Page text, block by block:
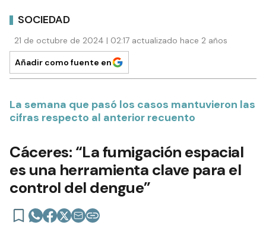
SOCIEDAD
21 de octubre de 2024 | 02:17 actualizado hace 2 años
Añadir como fuente en
La semana que pasó los casos mantuvieron las
cifras respecto al anterior recuento
Cáceres: “La fumigación espacial
es una herramienta clave para el
control del dengue”